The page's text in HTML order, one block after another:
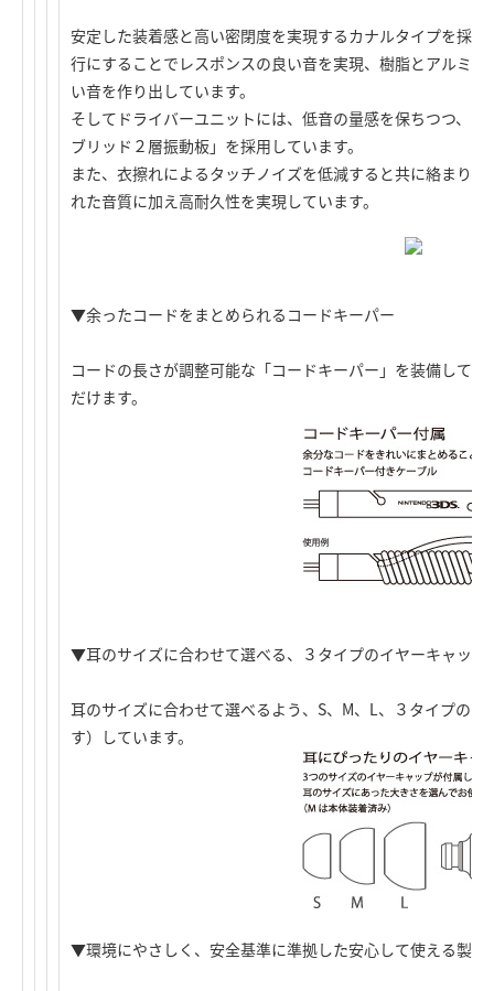
安定した装着感と高い密閉度を実現するカナルタイプを採
行にすることでレスポンスの良い音を実現、樹脂とアルミ
い音を作り出しています。
そしてドライバーユニットには、低音の量感を保ちつつ、
ブリッド２層振動板」を採用しています。
また、衣擦れによるタッチノイズを低減すると共に絡まり
れた音質に加え高耐久性を実現しています。
▼余ったコードをまとめられるコードキーパー
コードの長さが調整可能な「コードキーパー」を装備して
だけます。
▼耳のサイズに合わせて選べる、３タイプのイヤーキャップ
耳のサイズに合わせて選べるよう、S、M、L、３タイプの
す）しています。
▼環境にやさしく、安全基準に準拠した安心して使える製品